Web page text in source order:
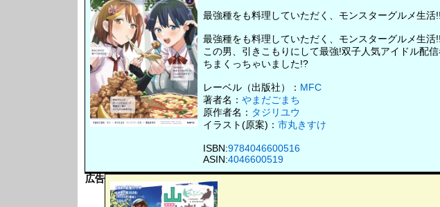
最強種をも料理していただく、モンスターグルメ生活!!
最強種をも料理していただく、モンスターグルメ生活!!
この男、引きこもりにして最強!双子人気アイドル配
ちまくっちゃいました!?
レーベル（出版社）： MFC
著者名： やまだごまち
原作者名： タジリユウ
イラスト(原案)： 市丸きすけ
ISBN:9784046600516
ASIN:4046600519
広告